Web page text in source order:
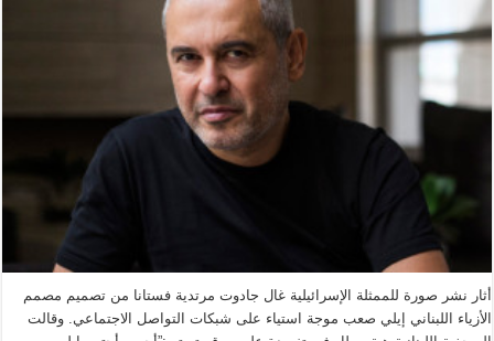
أثار نشر صورة للممثلة الإسرائيلية غال جادوت مرتدية فستانا من تصميم مصمم
الأزياء اللبناني إيلي صعب موجة استياء على شبكات التواصل الاجتماعي. وقالت